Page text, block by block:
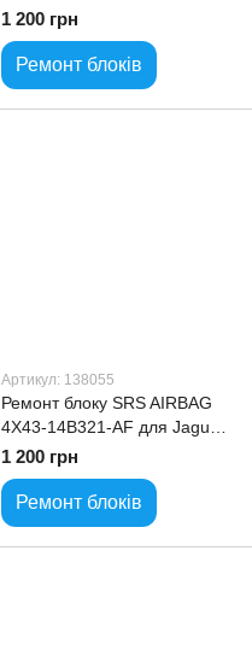
XJ
1 200 грн
Ремонт блоків
Артикул: 138055
Ремонт блоку SRS AIRBAG
4X43-14B321-AF для Jaguar
S-Type
1 200 грн
Ремонт блоків